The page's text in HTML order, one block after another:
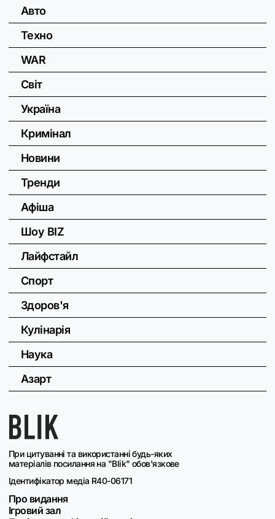
При цитуванні та використанні будь-яких
матеріалів посилання на "Blik" обов'язкове
Ідентифікатор медіа R40-06171
Про видання
Ігровий зал
Авто
Техно
WAR
Світ
Україна
Кримінал
Новини
Тренди
Афіша
Шоу BIZ
Лайфстайл
Спорт
Здоров'я
Кулінарія
Наука
Азарт